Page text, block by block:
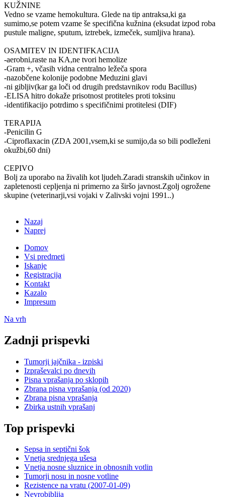
KUŽNINE
Vedno se vzame hemokultura. Glede na tip antraksa,ki ga
sumimo,se potem vzame še specifična kužnina (eksudat izpod roba
pustule maligne, sputum, iztrebek, izmeček, sumljiva hrana).
OSAMITEV IN IDENTIFKACIJA
-aerobni,raste na KA,ne tvori hemolize
-Gram +, včasih vidna centralno ležeča spora
-nazobčene kolonije podobne Meduzini glavi
-ni gibljiv(kar ga loči od drugih predstavnikov rodu Bacillus)
-ELISA hitro dokaže prisotnost protiteles proti toksinu
-identifikacijo potrdimo s specifičnimi protitelesi (DIF)
TERAPIJA
-Penicilin G
-Ciproflaxacin (ZDA 2001,vsem,ki se sumijo,da so bili podleženi
okužbi,60 dni)
CEPIVO
Bolj za uporabo na živalih kot ljudeh.Zaradi stranskih učinkov in
zapletenosti cepljenja ni primerno za širšo javnost.Zgolj ogrožene
skupine (veterinarji,vsi vojaki v Zalivski vojni 1991..)
Nazaj
Naprej
Domov
Vsi predmeti
Iskanje
Registracija
Kontakt
Kazalo
Impresum
Na vrh
Zadnji prispevki
Tumorji jajčnika - izpiski
Izpraševalci po dnevih
Pisna vprašanja po sklopih
Zbrana pisna vprašanja (od 2020)
Zbrana pisna vprašanja
Zbirka ustnih vprašanj
Top prispevki
Sepsa in septični šok
Vnetja srednjega ušesa
Vnetja nosne sluznice in obnosnih votlin
Tumorji nosu in nosne votline
Rezistence na vratu (2007-01-09)
Nevrobiblija